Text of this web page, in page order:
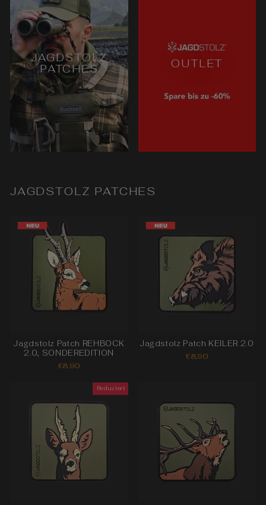
JAGDSTOLZ
PATCHES
OUTLET
JAGDSTOLZ PATCHES
Jagdstolz Patch REHBOCK
2.0, SONDEREDITION
€8,90
Jagdstolz Patch KEILER 2.0
€8,90
Reduziert